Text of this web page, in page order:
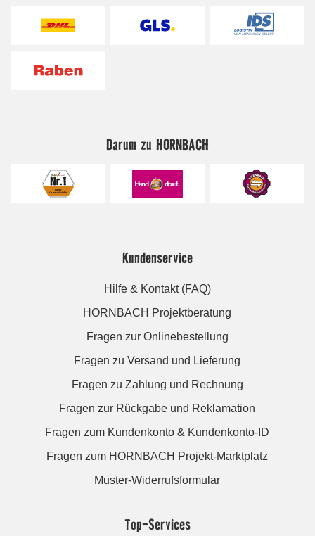
Darum zu HORNBACH
Kundenservice
Hilfe & Kontakt (FAQ)
HORNBACH Projektberatung
Fragen zur Onlinebestellung
Fragen zu Versand und Lieferung
Fragen zu Zahlung und Rechnung
Fragen zur Rückgabe und Reklamation
Fragen zum Kundenkonto & Kundenkonto-ID
Fragen zum HORNBACH Projekt-Marktplatz
Muster-Widerrufsformular
Top-Services